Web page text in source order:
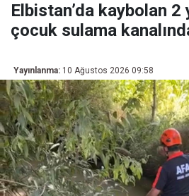
Elbistan’da kaybolan 2
çocuk sulama
Yayınlanma: 10 Ağustos 2026 09:58